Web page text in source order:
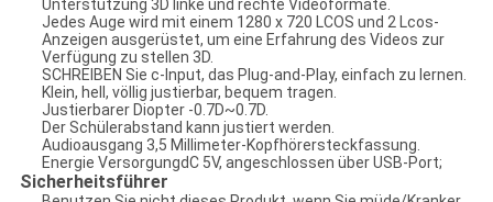
Unterstützung 3D linke und rechte Videoformate.
Jedes Auge wird mit einem 1280 x 720 LCOS und 2 Lcos-
Anzeigen ausgerüstet, um eine Erfahrung des Videos zur
Verfügung zu stellen 3D.
SCHREIBEN Sie c-Input, das Plug-and-Play, einfach zu lernen.
Klein, hell, völlig justierbar, bequem tragen.
Justierbarer Diopter -0.7D~0.7D.
Der Schülerabstand kann justiert werden.
Audioausgang 3,5 Millimeter-Kopfhörersteckfassung.
Energie VersorgungdC 5V, angeschlossen über USB-Port;
Sicherheitsführer